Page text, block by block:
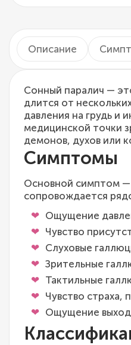
Описание
Сонный паралич —
длится от
давления на грудь и
медицинской точки
демонов, духов или
Симптомы
Основной симптом —
сопровождается
Ощущение
Чувство
Слуховые
Зрительные
Тактильные
Чувство
Ощущение